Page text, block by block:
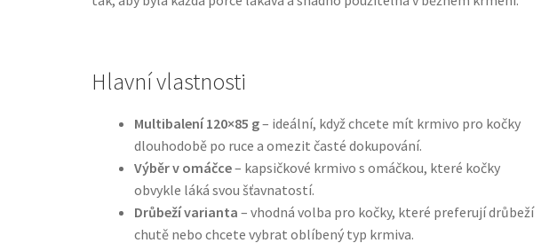
Hlavní vlastnosti
Multibalení 120×85 g– ideální, když chcete mít krmivo pro kočky
dlouhodobě po ruce a omezit časté dokupování.
Výběr v omáčce– kapsičkové krmivo s omáčkou, které kočky
obvykle láká svou šťavnatostí.
Drůbeží varianta – vhodná volba pro kočky, které preferují drůbeží
chutě nebo chcete vybrat oblíbený typ krmiva.